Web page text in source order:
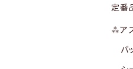
定番
⁂ア
バ